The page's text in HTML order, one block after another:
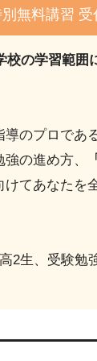
無料講習 受
校の学習範囲
のプロであ
の進め方、
てあなたを
2生、受験勉